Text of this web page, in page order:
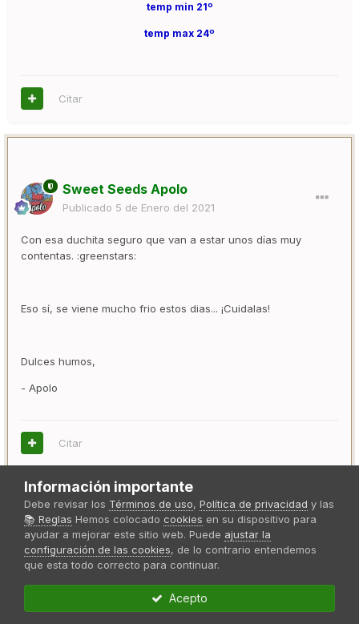
temp min 21º
temp max 24º
Citar
Sweet Seeds Apolo
Publicado 5 de Enero del 2021
Con esa duchita seguro que van a estar unos días muy
contentas. :greenstars:
Eso sí, se viene mucho frio estos dias... ¡Cuidalas!
Dulces humos,
- Apolo
Citar
Daniel19
Publicado6 de Enero del 2021
Sweet Seeds Apolo dijo:
Con esa duchita seguro que van a estar unos días muy
Información importante
Debe revisar los Términos de uso, Política de privacidad y las
📚 Reglas Hemos colocado cookies en su dispositivo para
ayudar a mejorar este sitio web. Puede ajustar la
configuración de las cookies, de lo contrario entendemos
que esta todo correcto para continuar.
Acepto